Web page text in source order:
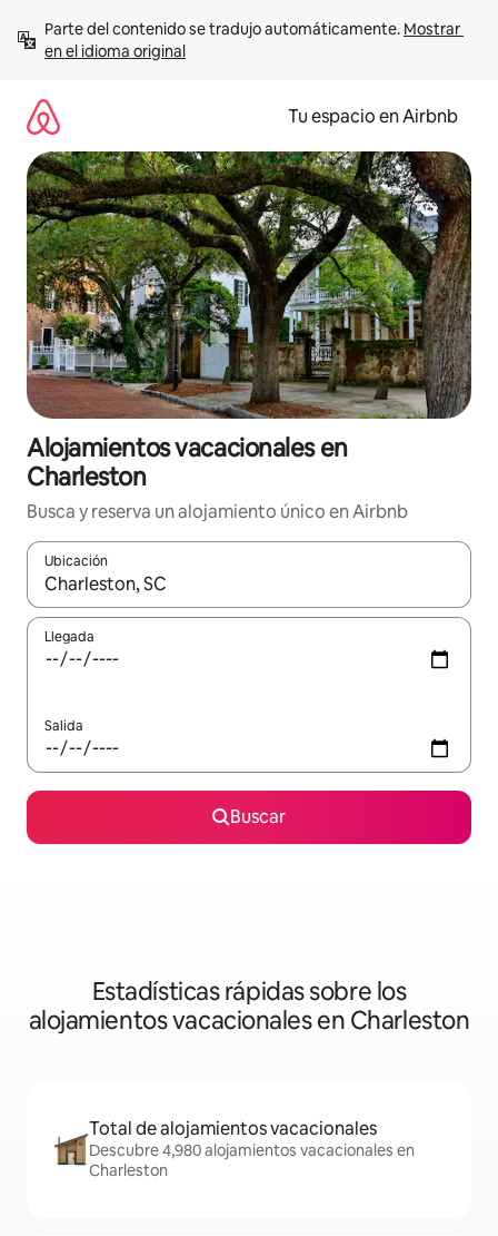
contenido
Parte del contenido se tradujo automáticamente. Mostrar
en el idioma original
Tu espacio en Airbnb
Alojamientos vacacionales en
Charleston
Busca y reserva un alojamiento único en Airbnb
Ubicación
Cuando los resultados estén disponibles, podrás navegar
Llegada
Salida
Buscar
Estadísticas rápidas sobre los
alojamientos vacacionales en Charleston
Total de alojamientos vacacionales
Descubre 4,980 alojamientos vacacionales en
Charleston